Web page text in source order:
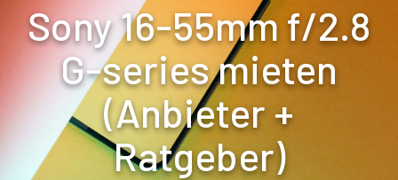
Sony 16-55mm f/2.8
G-series mieten
(Anbieter +
Ratgeber)